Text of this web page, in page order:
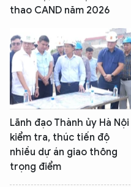
thao CAND năm 2026
Lãnh đạo Thành ủy Hà Nội
kiểm tra, thúc tiến độ
nhiều dự án giao thông
trọng điểm